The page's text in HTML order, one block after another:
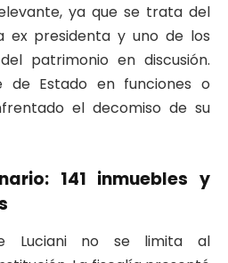
ya que se trata del
ex presidenta y uno de los
patrimonio en discusión.
de Estado en funciones o
el decomiso de su
141 inmuebles y
Luciani no se limita al